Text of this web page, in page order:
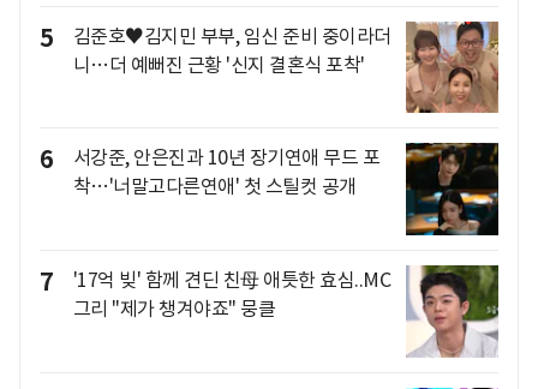
5
김준호♥김지민 부부, 임신 준비 중이라더
니…더 예뻐진 근황 '신지 결혼식 포착'
6
서강준, 안은진과 10년 장기연애 무드 포
착…'너말고다른연애' 첫 스틸컷 공개
7
'17억 빚' 함께 견딘 친母 애틋한 효심..MC
그리 "제가 챙겨야죠" 뭉클